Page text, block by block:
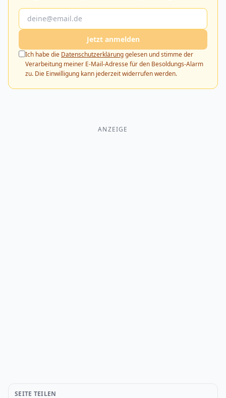
Jetzt anmelden
Ich habe die Datenschutzerklärunggelesen und stimme der
Verarbeitung meiner E-Mail-Adresse für den Besoldungs-Alarm
zu. Die Einwilligung kann jederzeit widerrufen werden.
ANZEIGE
SEITE TEILEN